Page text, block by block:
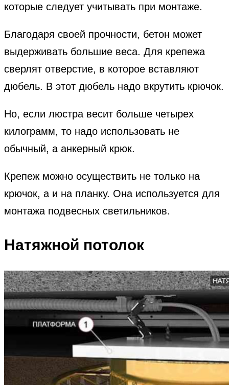
которые следует учитывать при монтаже.
Благодаря своей прочности, бетон может
выдерживать большие веса. Для крепежа
сверлят отверстие, в которое вставляют
дюбель. В этот дюбель надо вкрутить крючок.
Но, если люстра весит больше четырех
килограмм, то надо использовать не
обычный, а анкерный крюк.
Крепеж можно осуществить не только на
крючок, а и на планку. Она используется для
монтажа подвесных светильников.
Натяжной потолок